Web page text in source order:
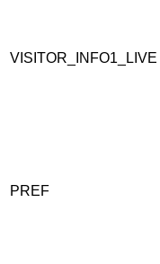
VISITOR_INFO1_LIVE
PREF